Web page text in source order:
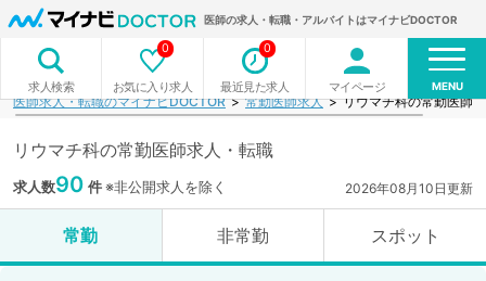
医師の求人・転職・アルバイトはマイナビDOCTOR
求人検索 お気に入り求人
0
最近見た求人
0
マイページ MENU
医師求人・転職のマイナビDOCTOR 常勤医師求人 リウマチ科の常勤医師
リウマチ科の常勤医師求人・転職
求人数90 件※非公開求人を除く 2026年08月10日更新
常勤 非常勤 スポット